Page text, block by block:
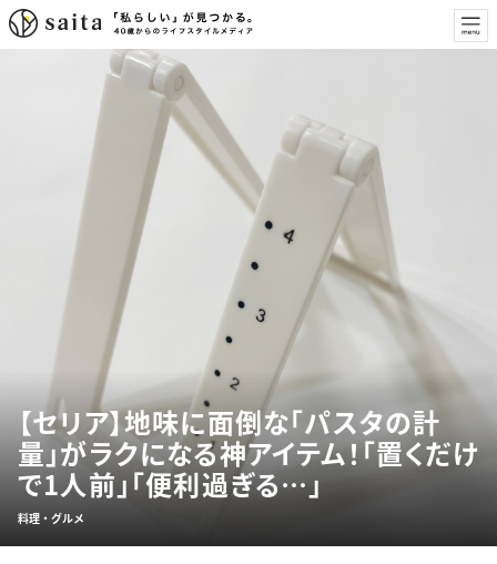
【セリア】地味に面倒な「パスタの計
量」がラクになる神アイテム！「置くだけ
で1人前」「便利過ぎる…」
料理・グルメ